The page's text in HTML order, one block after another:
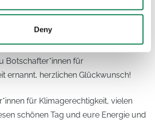
Deny
bekamen alle 28 Teilnehmer*innen
Botschaftertaschen überreicht und
Botschafter*innen für
ernannt, herzlichen Glückwunsch!
für Klimagerechtigkeit, vielen
schönen Tag und eure Energie und